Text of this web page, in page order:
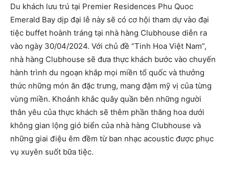
Du khách lưu trú tại Premier Residences Phu Quoc
Emerald Bay dịp đại lễ này sẽ có cơ hội tham dự vào đại
tiệc buffet hoành tráng tại nhà hàng Clubhouse diễn ra
vào ngày 30/04/2024. Với chủ đề “Tinh Hoa Việt Nam”,
nhà hàng Clubhouse sẽ đưa thực khách bước vào chuyến
hành trình du ngoạn khắp mọi miền tổ quốc và thưởng
thức những món ăn đặc trưng, mang đậm mỹ vị của từng
vùng miền. Khoảnh khắc quây quần bên những người
thân yêu của thực khách sẽ thêm phần thăng hoa dưới
không gian lộng gió biển của nhà hàng Clubhouse và
những giai điệu êm đềm từ ban nhạc acoustic được phục
vụ xuyên suốt bữa tiệc.